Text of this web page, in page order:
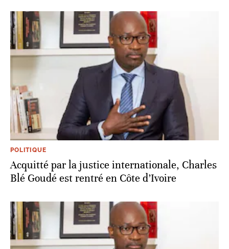
POLITIQUE
Acquitté par la justice internationale, Charles
Blé Goudé est rentré en Côte d’Ivoire